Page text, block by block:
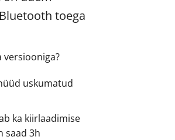
toega
uskumatud
ka kiirlaadimise
saad 3h